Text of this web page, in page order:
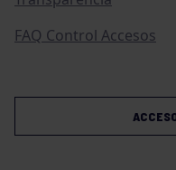
FAQ Control Accesos